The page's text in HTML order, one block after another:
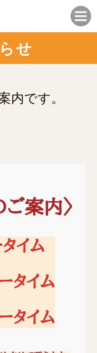
せ
内です。